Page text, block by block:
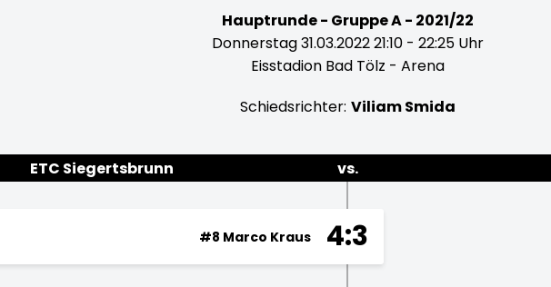
Hauptrunde - Gruppe A - 2021/22
Donnerstag 31.03.2022 21:10 - 22:25 Uhr
Eisstadion Bad Tölz - Arena
Schiedsrichter: Viliam Smida
ETC Siegertsbrunn vs.
4:3
#8 Marco Kraus